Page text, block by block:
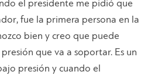
el presidente me pidió que
fue la primera persona en la
bien y creo que puede
que va a soportar. Es un
presión y cuando el